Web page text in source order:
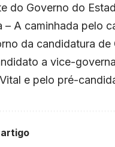
do Governo do
A caminhada pelo
da candidatura
a vice-
e pelo pré-